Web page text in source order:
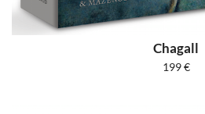
Chagall
199€